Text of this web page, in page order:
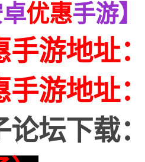
优惠手游】
手游地址
手游地址
论坛下载